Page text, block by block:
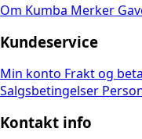
Om Kumba Merker
Kundeservice
Min konto Frakt og
Salgsbetingelser
Kontakt info